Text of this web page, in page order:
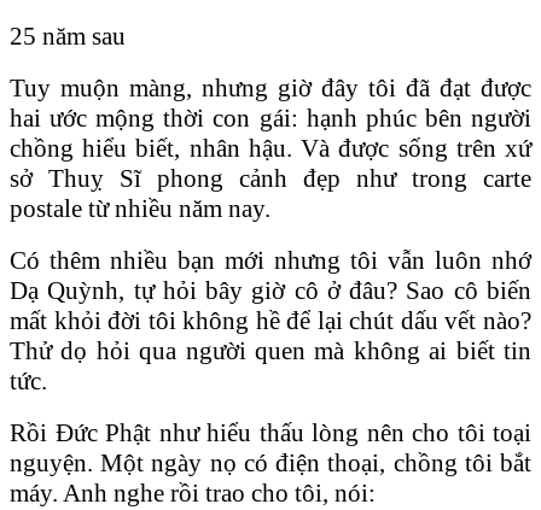
25 năm sau
Tuy muộn màng, nhưng giờ đây tôi đã đạt được
hai ước mộng thời con gái: hạnh phúc bên người
chồng hiểu biết, nhân hậu. Và được sống trên xứ
sở Thuỵ Sĩ phong cảnh đẹp như trong carte
postale từ nhiều năm nay.
Có thêm nhiều bạn mới nhưng tôi vẫn luôn nhớ
Dạ Quỳnh, tự hỏi bây giờ cô ở đâu? Sao cô biến
mất khỏi đời tôi không hề để lại chút dấu vết nào?
Thử dọ hỏi qua người quen mà không ai biết tin
tức.
Rồi Đức Phật như hiểu thấu lòng nên cho tôi toại
nguyện. Một ngày nọ có điện thoại, chồng tôi bắt
máy. Anh nghe rồi trao cho tôi, nói: